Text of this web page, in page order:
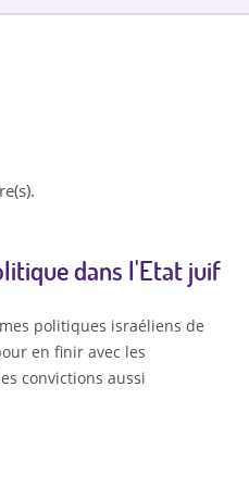
dans l'Etat juif
politiques israéliens de
en finir avec les
convictions aussi